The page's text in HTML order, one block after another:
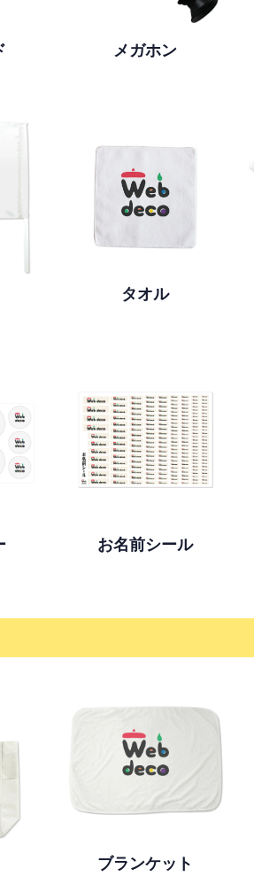
メガホン
タオル
お名前シール
ブランケット